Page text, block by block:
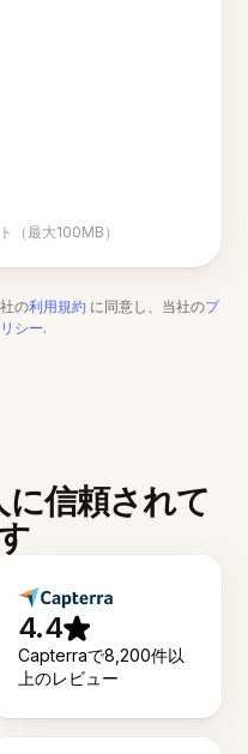
（最大100MB）
の利用規約 に同意し、当社のプ
シー.
信頼されて
4.4
Capterraで8,200件以
上のレビュー